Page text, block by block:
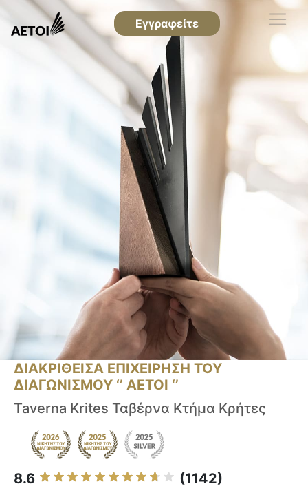
Εγγραφείτε
ΔΙΑΚΡΙΘΕΙΣΑ ΕΠΙΧΕΙΡΗΣΗ ΤΟΥ
ΔΙΑΓΩΝΙΣΜΟΥ ‘’ ΑΕΤΟΙ ‘’
Taverna Krites Ταβέρνα Κτήμα Κρήτες
8.6 (1142)